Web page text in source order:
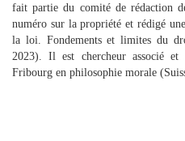
fait partie du comité de rédaction
numéro sur la propriété et rédigé
la loi. Fondements et limites du
2023). Il est chercheur associé
Fribourg en philosophie morale